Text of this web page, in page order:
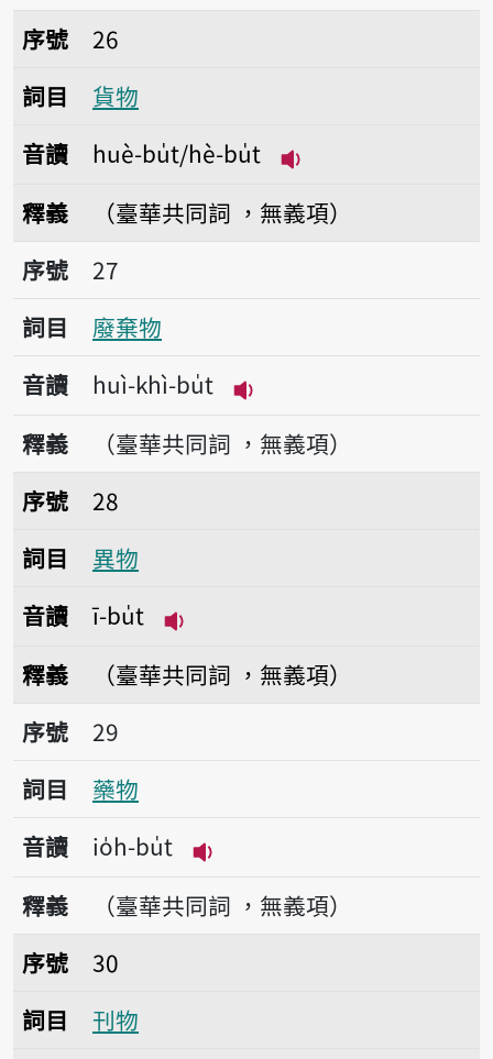
序號26貨物
序號
26
詞目
貨物
音讀
huè-bu̍t/hè-bu̍t
釋義
（臺華共同詞 ，無義項）
序號27廢棄物
序號
27
詞目
廢棄物
音讀
huì-khì-bu̍t
播放音讀huì-khì-bu̍t
釋義
（臺華共同詞 ，無義項）
序號28異物
序號
28
詞目
異物
音讀
ī-bu̍t
釋義
（臺華共同詞 ，無義項）
序號29藥物
序號
29
詞目
藥物
音讀
io̍h-bu̍t
播放音讀io̍h-bu̍t
釋義
（臺華共同詞 ，無義項）
序號30刊物
序號
30
詞目
刊物